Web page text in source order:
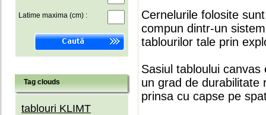
Latime maxima (cm) :
Tag clouds
tablouri KLIMT
Cernelurile folosite
compun dintr-un
tablourilor tale prin
Sasiul tabloului
un grad de durabilitate
prinsa cu capse pe